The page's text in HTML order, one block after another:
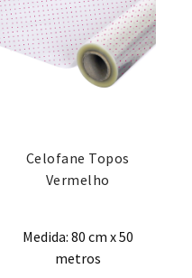
Celofane Topos
Vermelho
Medida: 80 cm x 50
metros